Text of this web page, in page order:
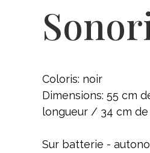
Coloris: noir
Dimensions: 55 cm
longueur / 34 cm
Sur batterie -